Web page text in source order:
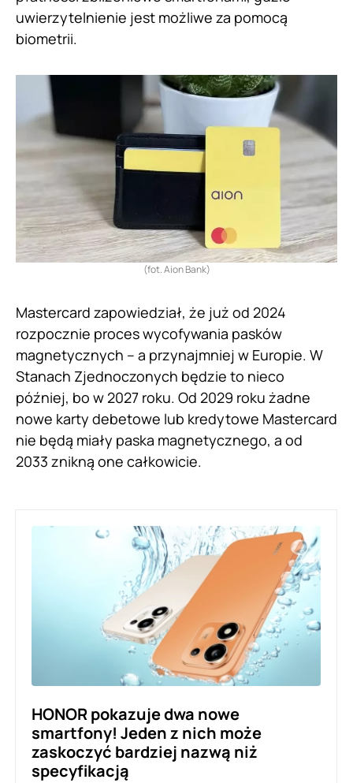
uwierzytelnienie jest możliwe za pomocą
biometrii.
(fot. Aion Bank)
Mastercard zapowiedział, że już od 2024
rozpocznie proces wycofywania pasków
magnetycznych – a przynajmniej w Europie. W
Stanach Zjednoczonych będzie to nieco
później, bo w 2027 roku. Od 2029 roku żadne
nowe karty debetowe lub kredytowe Mastercard
nie będą miały paska magnetycznego, a od
2033 znikną one całkowicie.
HONOR pokazuje dwa nowe
smartfony! Jeden z nich może
zaskoczyć bardziej nazwą niż
specyfikacją